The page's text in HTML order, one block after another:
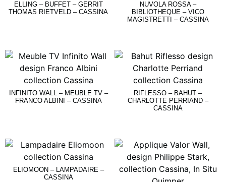
ELLING – BUFFET – GERRIT
THOMAS RIETVELD – CASSINA
NUVOLA ROSSA –
BIBLIOTHEQUE – VICO
MAGISTRETTI – CASSINA
INFINITO WALL – MEUBLE TV –
FRANCO ALBINI – CASSINA
RIFLESSO – BAHUT –
CHARLOTTE PERRIAND –
CASSINA
ELIOMOON – LAMPADAIRE –
CASSINA